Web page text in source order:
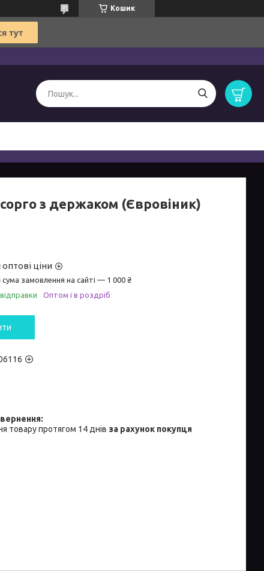
Кошик
з держаком (Євровіник)
ціни
сума замовлення на сайті — 1 000 ₴
Оптом і в роздріб
товару протягом 14 днів за рахунок покупця